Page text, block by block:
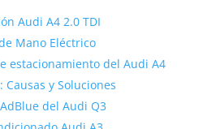
Audi A4 2.0 TDI
Mano Eléctrico
estacionamiento del Audi A4
Causas y Soluciones
del Audi Q3